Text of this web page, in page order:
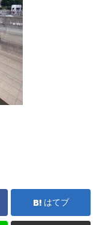
はてブ